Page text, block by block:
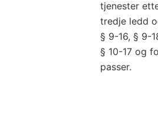
tjenester
tredje ledd
§ 9-16, § 9-
§ 10-17 og
passer.